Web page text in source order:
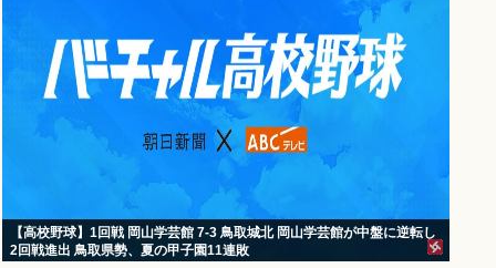
【高校野球】1回戦 岡山学芸館 7-3 鳥取城北 岡山学芸館が中盤に逆転し
2回戦進出 鳥取県勢、夏の甲子園11連敗